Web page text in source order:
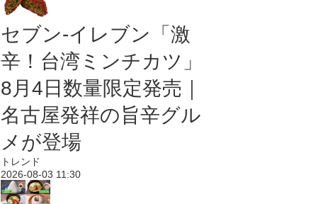
セブン-イレブン「激
辛！台湾ミンチカツ」
8月4日数量限定発売｜
名古屋発祥の旨辛グル
メが登場
トレンド
2026-08-03 11:30